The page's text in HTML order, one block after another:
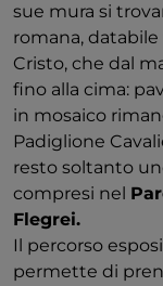
sue mura si
romana,
Cristo, che dal
fino alla cima:
in mosaico
Padiglione
resto soltanto
compresi nel
Flegrei.
Il percorso
permette di